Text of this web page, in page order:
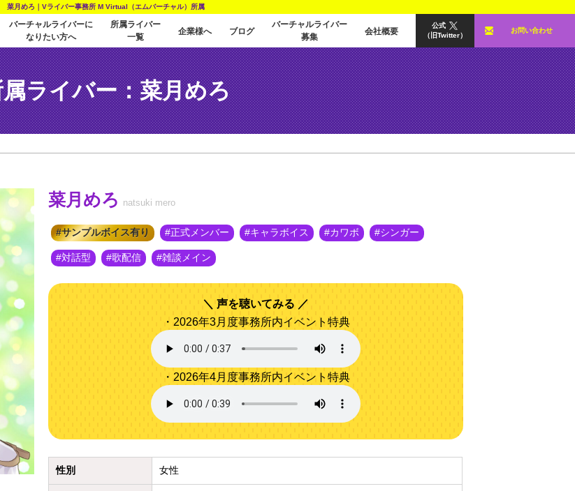
菜月めろ｜Vライバー事務所 M Virtual（エムバーチャル）所属
バーチャルライバーに
なりたい方へ
所属ライバー
一覧
企業様へ ブログ
バーチャルライバー
募集
会社概要
公式
（旧Twitter）
お問い合わせ
ライバー：菜月めろ
菜月めろ natsuki mero
サンプルボイス有り 正式メンバー キャラボイス カワボ シンガー
対話型 歌配信 雑談メイン
声を聴いてみる
・2026年3月度事務所内イベント特典
・2026年4月度事務所内イベント特典
性別 女性